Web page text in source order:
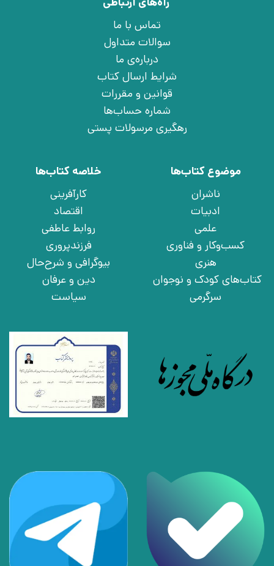
تماس با ما
سوالات متداول
درباره‌ی ما
شرایط ارسال کتاب
قوانین و مقررات
شماره حساب‌ها
رهگیری مرسولات پستی
موضوع کتاب‌ها
ناشران
ادبیات
علمی
کسب‌وکار و فناوری
هنری
کتاب‌های کودک و نوجوان
سرگرمی
خلاصه کتاب‌ها
کارآفرینی
اقتصاد
روابط عاطفی
فرزندپروری
بیوگرافی و شرح‌حال
دین و عرفان
سیاست